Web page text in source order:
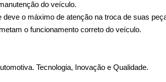
do veículo.
o máximo de atenção na troca de suas
o funcionamento correto do veículo.
Tecnologia, Inovação e Qualidade.